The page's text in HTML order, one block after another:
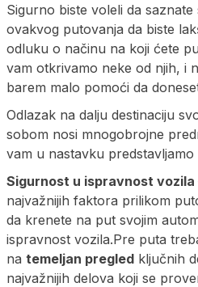
Sigurno biste voleli da
ovakvog putovanja da biste
odluku o načinu na koji ćete
vam otkrivamo neke od njih, i
barem malo pomoći da
Odlazak na dalju destinaciju
sobom nosi mnogobrojne
vam u nastavku predstavljamo
Sigurnost u ispravnost vozila
najvažnijih faktora prilikom
da krenete na put svojim
ispravnost vozila.Pre puta
na temeljan pregled ključnih
najvažnijih delova koji se